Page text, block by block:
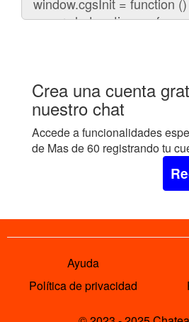
chat
Crea una cuenta
nuestro chat
Accede a funcionalidades
de Mas de 60 registrando tu
Ayuda
Política de privacidad